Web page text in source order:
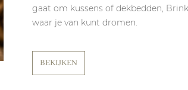
gaat om kussens of dekbedden,
waar je van kunt dromen.
BEKIJKEN